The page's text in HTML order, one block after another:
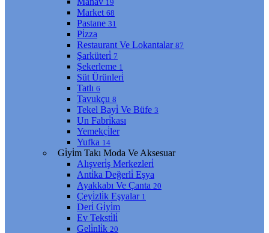
19
Market 68
Pastane 31
Pi̇zza
Restaurant Ve Lokantalar 87
Şarküteri̇ 7
Şekerleme 1
Süt Ürünleri̇
Tatlı 6
Tavukçu 8
Tekel Bayi̇ Ve Büfe 3
Un Fabri̇kası
Yemekçi̇ler
Yufka 14
Gi̇yi̇m Takı Moda Ve Aksesuar
Alışveri̇ş Merkezleri̇
Anti̇ka Değerli̇ Eşya
Ayakkabı Ve Çanta 20
Çeyi̇zli̇k Eşyalar 1
Deri̇ Gi̇yi̇m
Ev Teksti̇li̇
Geli̇nli̇k 20